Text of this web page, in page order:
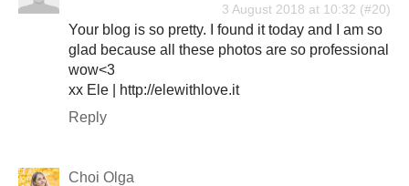
3 August 2018 at 10:32
Your blog is so pretty. I found it today and I am so
glad because all these photos are so professional
wow<3
xx Ele | http://elewithlove.it
Reply
Choi Olga